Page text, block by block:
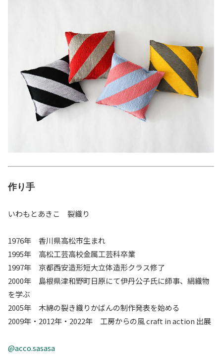
作り手
いわもとあきこ 裂織り
1976年 香川県高松市生まれ
1995年 高松工芸高校金属工芸科卒業
1997年 京都西安造形短大立体造形クラス修了
2000年 島根県津和野町日原にて伊丹公子氏に師事、絹織物
を学ぶ
2005年 木綿の裂き織りかばんの制作発表を始める
2009年・2012年・2022年 工房からの風 craft in action 出展
@acco.sasasa